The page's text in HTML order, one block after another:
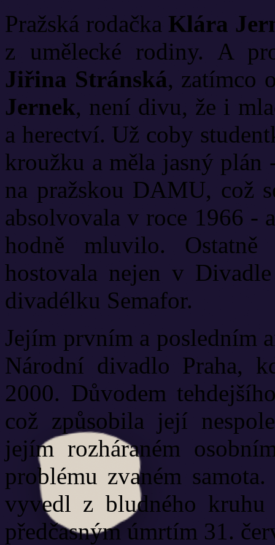
Pražská rodačka Klára
z umělecké rodiny. A
Jiřina Stránská, zatímco
Jernek, není divu, že i
a herectví. Už coby
kroužku a měla jasný
na pražskou DAMU, což
absolvovala v roce 1966 -
hodně mluvilo.
hostovala nejen v
divadélku Semafor.
Jejím prvním a posledním
Národní divadlo Praha,
2000. Důvodem
což způsobila její
jejím rozháraném
problému zvaném
vyvedl z bludného
předčasným úmrtím 31.